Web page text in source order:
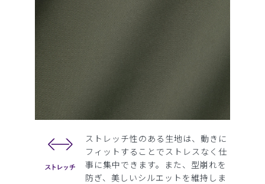
ストレッチ性のある生地は、動きに
フィットすることでストレスなく仕
事に集中できます。また、型崩れを
防ぎ、美しいシルエットを維持しま